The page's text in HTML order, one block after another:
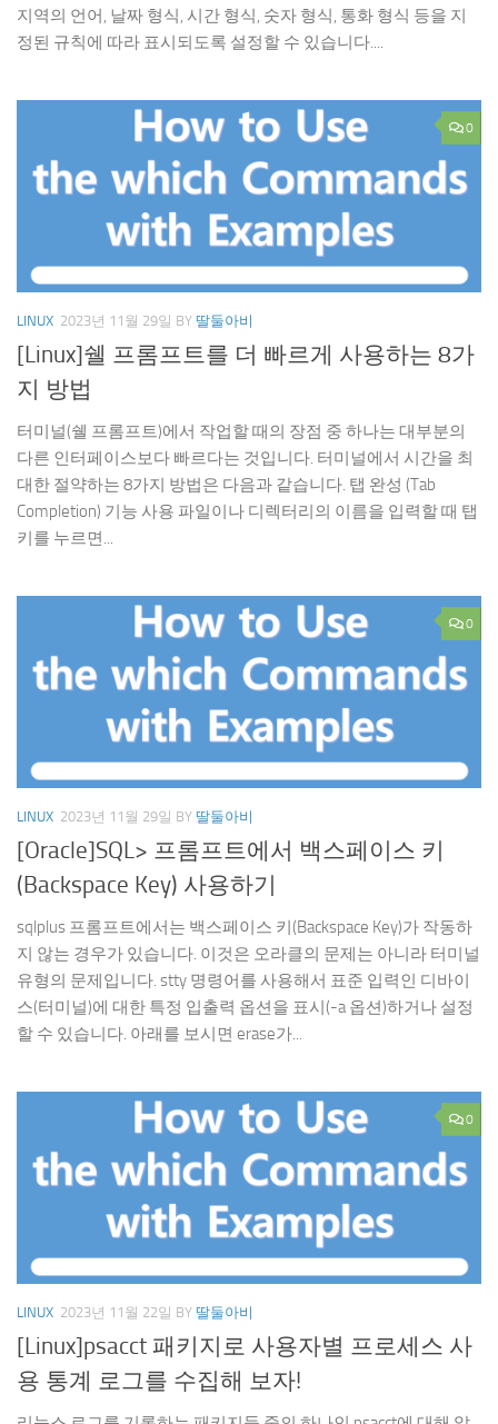
지역의 언어, 날짜 형식, 시간 형식, 숫자 형식, 통화 형식 등을 지
정된 규칙에 따라 표시되도록 설정할 수 있습니다....
0
LINUX 2023년 11월 29일 BY 딸둘아비
[Linux]쉘 프롬프트를 더 빠르게 사용하는 8가
지 방법
터미널(쉘 프롬프트)에서 작업할 때의 장점 중 하나는 대부분의
다른 인터페이스보다 빠르다는 것입니다. 터미널에서 시간을 최
대한 절약하는 8가지 방법은 다음과 같습니다. 탭 완성 (Tab
Completion) 기능 사용 파일이나 디렉터리의 이름을 입력할 때 탭
키를 누르면...
0
LINUX 2023년 11월 29일 BY 딸둘아비
[Oracle]SQL> 프롬프트에서 백스페이스 키
(Backspace Key) 사용하기
sqlplus 프롬프트에서는 백스페이스 키(Backspace Key)가 작동하
지 않는 경우가 있습니다. 이것은 오라클의 문제는 아니라 터미널
유형의 문제입니다. stty 명령어를 사용해서 표준 입력인 디바이
스(터미널)에 대한 특정 입출력 옵션을 표시(-a 옵션)하거나 설정
할 수 있습니다. 아래를 보시면 erase가...
0
LINUX 2023년 11월 22일 BY 딸둘아비
[Linux]psacct 패키지로 사용자별 프로세스 사
용 통계 로그를 수집해 보자!